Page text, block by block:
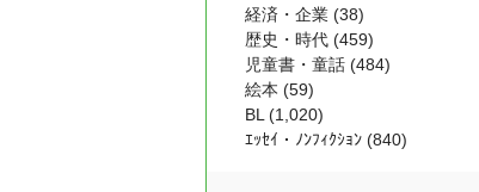
経済・企業 (38)
歴史・時代 (459)
児童書・童話 (484)
絵本 (59)
BL (1,020)
ｴｯｾｲ・ﾉﾝﾌｨｸｼｮﾝ (840)